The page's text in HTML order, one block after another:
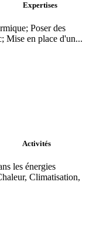
Expertises
Poser des
Mise en place d'un...
Activités
les énergies
Climatisation,